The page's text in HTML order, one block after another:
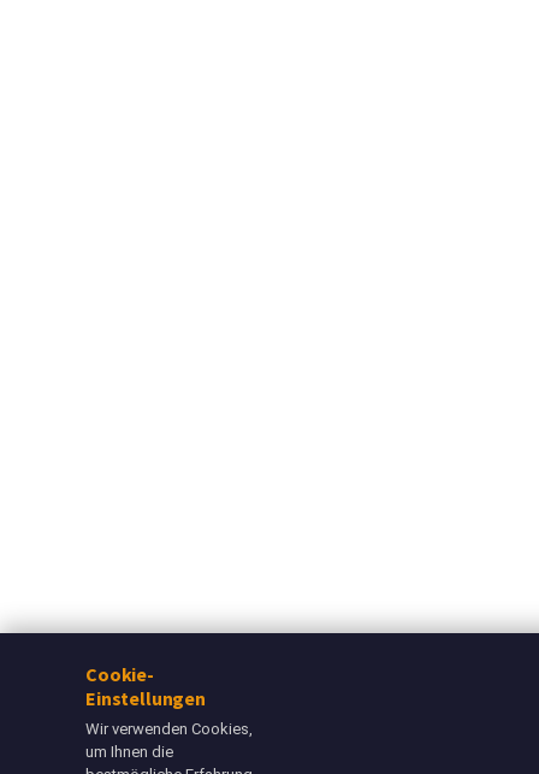
Cookie-
Einstellungen
Wir verwenden Cookies,
um Ihnen die